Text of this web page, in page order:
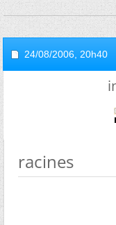
24/08/2006, 20h40
racines